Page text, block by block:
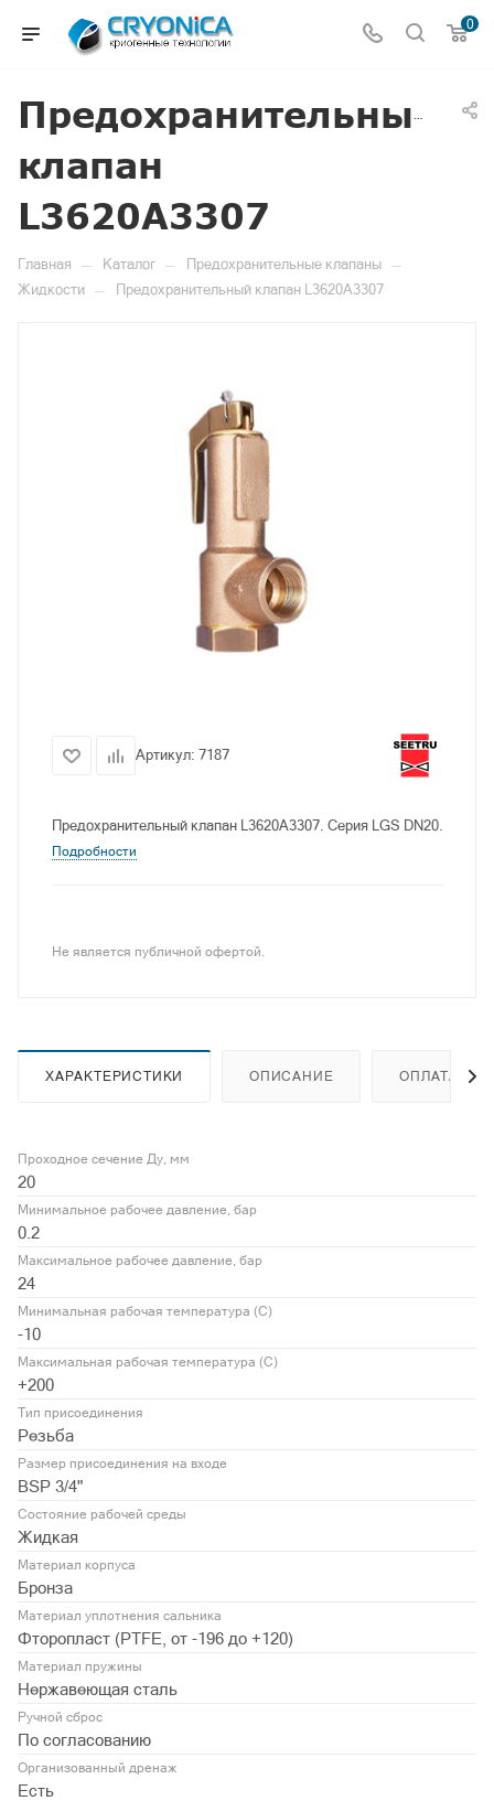
0
Предохранительный
клапан
L3620A3307
Главная — Каталог — Предохранительные клапаны —
Жидкости — Предохранительный клапан L3620A3307
Артикул: 7187
Предохранительный клапан L3620A3307. Серия LGS DN20.
Подробности
Не является публичной офертой.
ХАРАКТЕРИСТИКИ ОПИСАНИЕ ОПЛАТА
Проходное сечение Ду, мм
20
Минимальное рабочее давление, бар
0.2
Максимальное рабочее давление, бар
24
Минимальная рабочая температура (С)
-10
Максимальная рабочая температура (С)
+200
Тип присоединения
Резьба
Размер присоединения на входе
BSP 3/4"
Состояние рабочей среды
Жидкая
Материал корпуса
Бронза
Материал уплотнения сальника
Фторопласт (PTFE, от -196 до +120)
Материал пружины
Нержавеющая сталь
Ручной сброс
По согласованию
Организованный дренаж
Есть